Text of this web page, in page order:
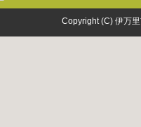
Copyright (C) 伊万